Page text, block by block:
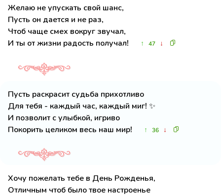
Желаю не упускать свой шанс,
Пусть он дается и не раз,
Чтоб чаще смех вокруг звучал,
И ты от жизни радость получал!
↑ 47 ↓
Пусть раскрасит судьба прихотливо
Для тебя - каждый час, каждый миг! ✨
И позволит с улыбкой, игриво
Покорить целиком весь наш мир!
↑ 36 ↓
Хочу пожелать тебе в День Рожденья,
Отличным чтоб было твое настроенье